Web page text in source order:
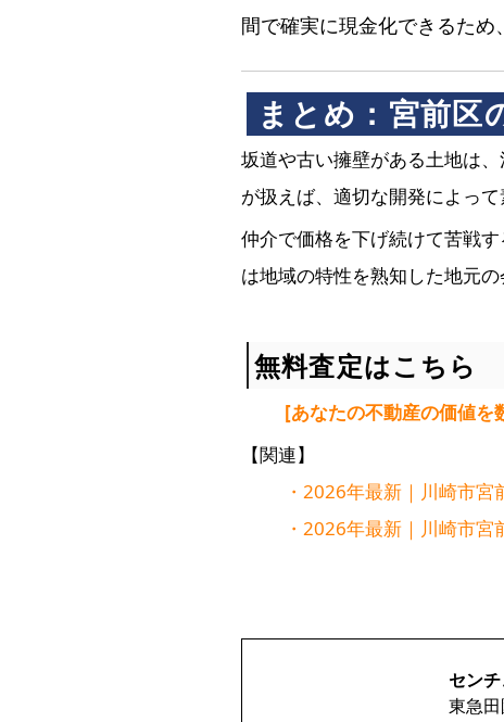
間で確実に現金化できるため
まとめ：宮前区
坂道や古い擁壁がある土地は
が扱えば、適切な開発によっ
仲介で価格を下げ続けて苦戦
は地域の特性を熟知した地元
無料査定はこちら
[あなたの不動産の価値を
【関連】
・2026年最新｜川崎市
・2026年最新｜川崎市
セン
東急